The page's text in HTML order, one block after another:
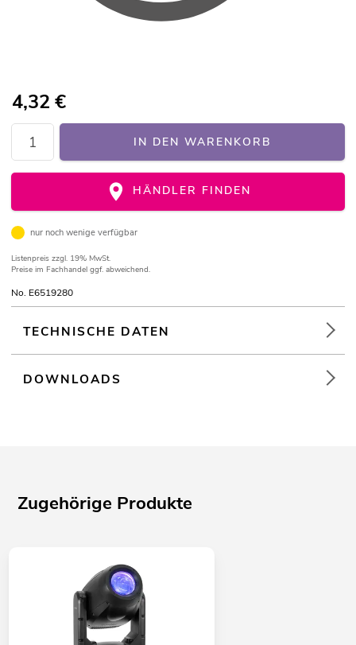
4,32 €
IN DEN WARENKORB
HÄNDLER FINDEN
nur noch wenige verfügbar
Listenpreis zzgl. 19% MwSt.
Preise im Fachhandel ggf. abweichend.
No. E6519280
TECHNISCHE DATEN
DOWNLOADS
Zugehörige Produkte